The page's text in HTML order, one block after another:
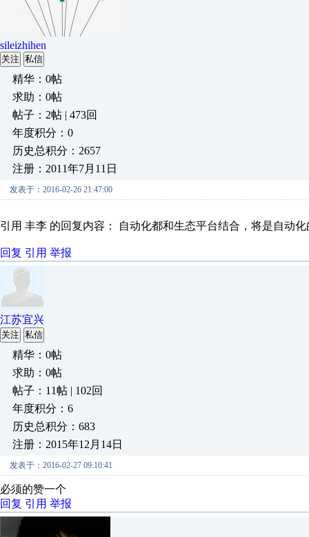
sileizhihen
关注 私信
精华：0帖
求助：0帖
帖子：2帖 | 473回
年度积分：0
历史总积分：2657
注册：2011年7月11日
发表于：2016-02-26 21:47:00
引用 丰李 的回复内容： 自动化都和生态平台结合，将是自动化
回复 引用 举报
江苏宜兴
关注 私信
精华：0帖
求助：0帖
帖子：11帖 | 102回
年度积分：6
历史总积分：683
注册：2015年12月14日
发表于：2016-02-27 09:10:41
必须的赞一个
回复 引用 举报